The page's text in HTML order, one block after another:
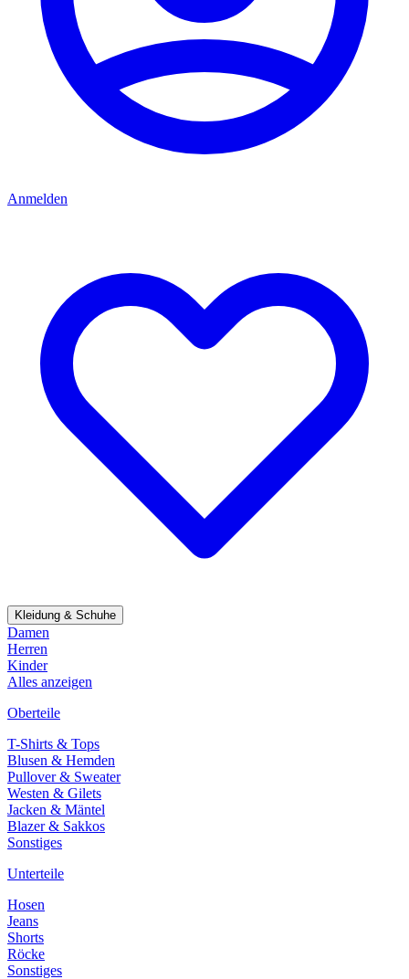
Anmelden
Kleidung & Schuhe
Damen
Herren
Kinder
Alles anzeigen
Oberteile
T-Shirts & Tops
Blusen & Hemden
Pullover & Sweater
Westen & Gilets
Jacken & Mäntel
Blazer & Sakkos
Sonstiges
Unterteile
Hosen
Jeans
Shorts
Röcke
Sonstiges